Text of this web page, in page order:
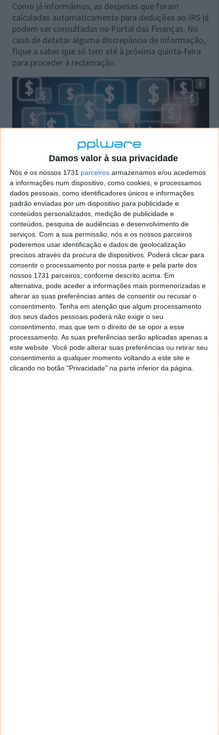
Damos valor à sua privacidade
Nós e os nossos 1731 parceiros armazenamos e/ou acedemos
a informações num dispositivo, como cookies, e processamos
dados pessoais, como identificadores únicos e informações
padrão enviadas por um dispositivo para publicidade e
conteúdos personalizados, medição de publicidade e
conteúdos, pesquisa de audiências e desenvolvimento de
serviços. Com a sua permissão, nós e os nossos parceiros
poderemos usar identificação e dados de geolocalização
precisos através da procura de dispositivos. Poderá clicar para
consentir o processamento por nossa parte e pela parte dos
nossos 1731 parceiros, conforme descrito acima. Em
alternativa, pode aceder a informações mais pormenorizadas e
alterar as suas preferências antes de consentir ou recusar o
consentimento. Tenha em atenção que algum processamento
dos seus dados pessoais poderá não exigir o seu
consentimento, mas que tem o direito de se opor a esse
processamento. As suas preferências serão aplicadas apenas a
este website. Você pode alterar suas preferências ou retirar seu
consentimento a qualquer momento voltando a este site e
clicando no botão "Privacidade" na parte inferior da página.
Como já informámos, as despesas que foram
calculadas automaticamente para deduções ao IRS já
podem ser consultadas no Portal das Finanças. No
caso de detetar alguma discrepância de informação,
fique a saber que só tem até à próxima quinta-feira
para proceder à reclamação.